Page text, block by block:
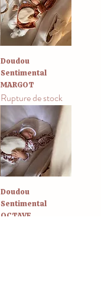
Doudou
Sentimental
MARGOT
Rupture de stock
Doudou
Sentimental
OCTAVE